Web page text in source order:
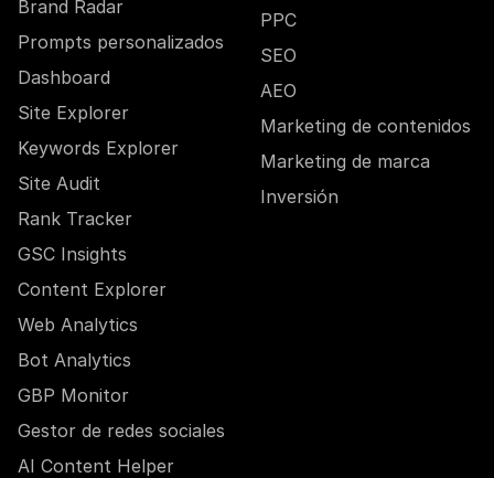
Brand Radar
Prompts personalizados
Dashboard
Site Explorer
Keywords Explorer
Site Audit
Rank Tracker
GSC Insights
Content Explorer
Web Analytics
Bot Analytics
GBP Monitor
Gestor de redes sociales
AI Content Helper
PPC
SEO
AEO
Marketing de contenidos
Marketing de marca
Inversión